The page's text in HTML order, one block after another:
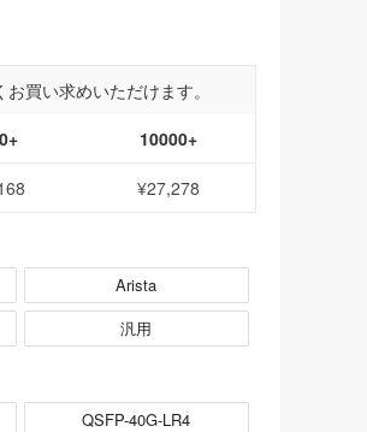
買い求めいただけます。
10000+
¥27,278
Arista
汎用
QSFP-40G-LR4